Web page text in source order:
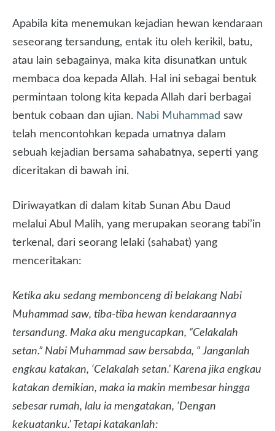
Apabila kita menemukan kejadian hewan kendaraan
seseorang tersandung, entak itu oleh kerikil, batu,
atau lain sebagainya, maka kita disunatkan untuk
membaca doa kepada Allah. Hal ini sebagai bentuk
permintaan tolong kita kepada Allah dari berbagai
bentuk cobaan dan ujian. Nabi Muhammad saw
telah mencontohkan kepada umatnya dalam
sebuah kejadian bersama sahabatnya, seperti yang
diceritakan di bawah ini.
Diriwayatkan di dalam kitab Sunan Abu Daud
melalui Abul Malih, yang merupakan seorang tabi’in
terkenal, dari seorang lelaki (sahabat) yang
menceritakan:
Ketika aku sedang membonceng di belakang Nabi
Muhammad saw, tiba-tiba hewan kendaraannya
tersandung. Maka aku mengucapkan, “Celakalah
setan.” Nabi Muhammad saw bersabda, “ Janganlah
engkau katakan, ‘Celakalah setan.’ Karena jika engkau
katakan demikian, maka ia makin membesar hingga
sebesar rumah, lalu ia mengatakan, ‘Dengan
kekuatanku.’ Tetapi katakanlah: